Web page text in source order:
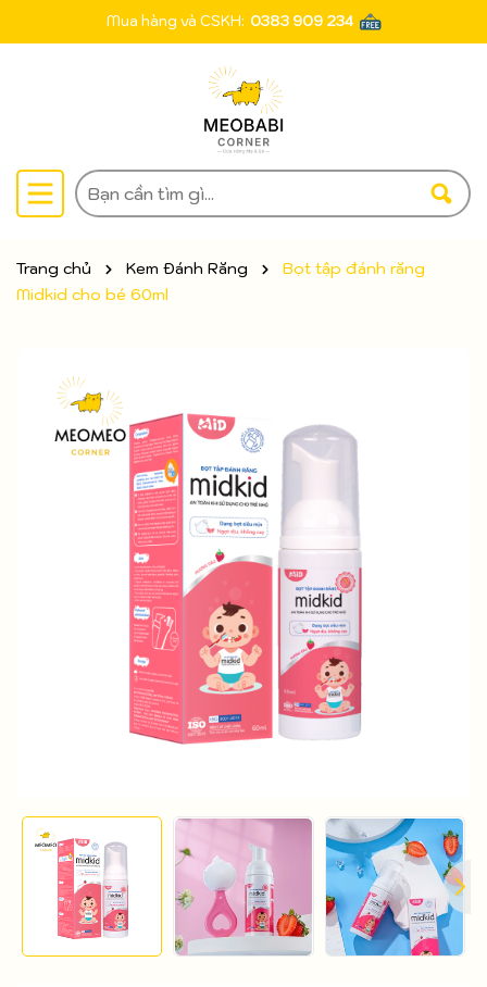
Mua hàng và CSKH: 0383 909 234
Trang chủ Kem Đánh Răng
Bọt tập đánh răng
Midkid cho bé 60ml